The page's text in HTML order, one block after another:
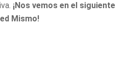
¡Nos vemos en el siguiente
Mismo!